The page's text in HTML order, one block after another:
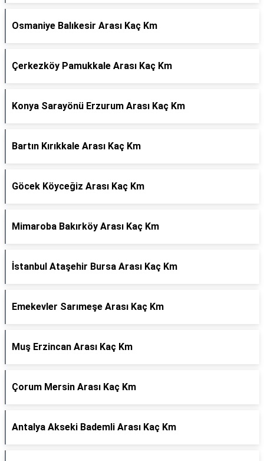
Osmaniye Balıkesir Arası Kaç Km
Çerkezköy Pamukkale Arası Kaç Km
Konya Sarayönü Erzurum Arası Kaç Km
Bartın Kırıkkale Arası Kaç Km
Göcek Köyceğiz Arası Kaç Km
Mimaroba Bakırköy Arası Kaç Km
İstanbul Ataşehir Bursa Arası Kaç Km
Emekevler Sarımeşe Arası Kaç Km
Muş Erzincan Arası Kaç Km
Çorum Mersin Arası Kaç Km
Antalya Akseki Bademli Arası Kaç Km